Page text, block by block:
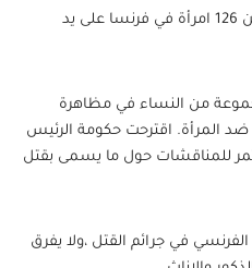
تشير التقارير إلى مقتل ما لا يقل عن 126 امرأة في فرنسا على يد
من النساء في مظاهرة
المرأة. اقترحت حكومة الرئيس
للمناقشات حول ما يسمى بقتل
في جرائم القتل ،ولا يفرق